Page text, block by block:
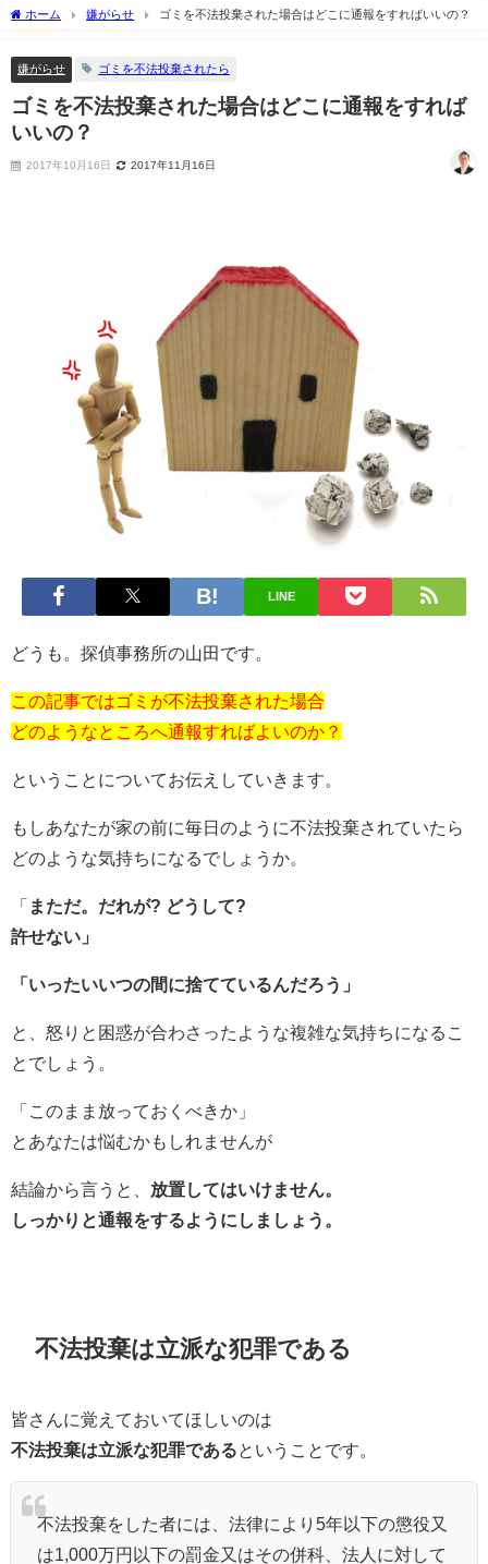
ホーム 嫌がらせ ゴミを不法投棄された場合はどこに通報をすればいいの？
嫌がらせ ゴミを不法投棄されたら
ゴミを不法投棄された場合はどこに通報をすれば
いいの？
2017年10月16日 2017年11月16日
LINE
どうも。探偵事務所の山田です。
この記事ではゴミが不法投棄された場合
どのようなところへ通報すればよいのか？
ということについてお伝えしていきます。
もしあなたが家の前に毎日のように不法投棄されていたら
どのような気持ちになるでしょうか。
「 まただ。だれが? どうして?
許せない」
「いったいいつの間に捨てているんだろう 」
と、怒りと困惑が合わさったような複雑な気持ちになるこ
とでしょう。
「このまま放っておくべきか」
とあなたは悩むかもしれませんが
結論から言うと、 放置してはいけません。
しっかりと通報をするようにしましょう。
不法投棄は立派な犯罪である
皆さんに覚えておいてほしいのは
不法投棄は立派な犯罪である ということです。
不法投棄をした者には、法律により5年以下の懲役又
は1,000万円以下の罰金又はその併科、法人に対して